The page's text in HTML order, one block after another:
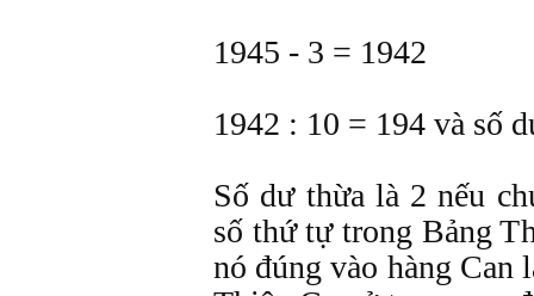
1945 - 3 = 1942
1942 : 10 = 194 và số
Số dư thừa là 2 nếu
số thứ tự trong Bảng
nó đúng vào hàng Can